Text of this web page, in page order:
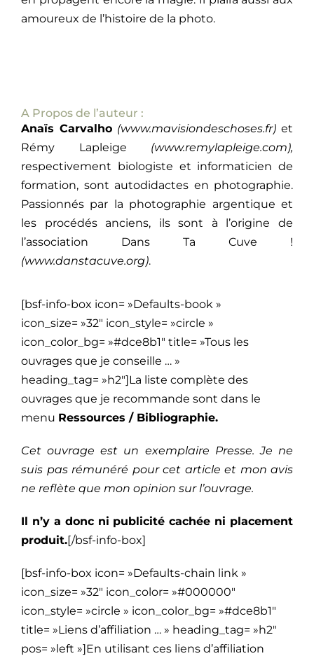
amoureux de l’histoire de la photo.
A Propos de l’auteur :
Anaïs Carvalho (www.mavisiondeschoses.fr) et
Rémy Lapleige (www.remylapleige.com),
respectivement biologiste et informaticien de
formation, sont autodidactes en photographie.
Passionnés par la photographie argentique et
les procédés anciens, ils sont à l’origine de
l’association Dans Ta Cuve !
(www.danstacuve.org).
[bsf-info-box icon= »Defaults-book »
icon_size= »32″ icon_style= »circle »
icon_color_bg= »#dce8b1″ title= »Tous les
ouvrages que je conseille … »
heading_tag= »h2″]La liste complète des
ouvrages que je recommande sont dans le
menu Ressources / Bibliographie.
Cet ouvrage est un exemplaire Presse. Je ne
suis pas rémunéré pour cet article et mon avis
ne reflète que mon opinion sur l’ouvrage.
Il n’y a donc ni publicité cachée ni placement
produit.[/bsf-info-box]
[bsf-info-box icon= »Defaults-chain link »
icon_size= »32″ icon_color= »#000000″
icon_style= »circle » icon_color_bg= »#dce8b1″
title= »Liens d’affiliation … » heading_tag= »h2″
pos= »left »]En utilisant ces liens d’affiliation